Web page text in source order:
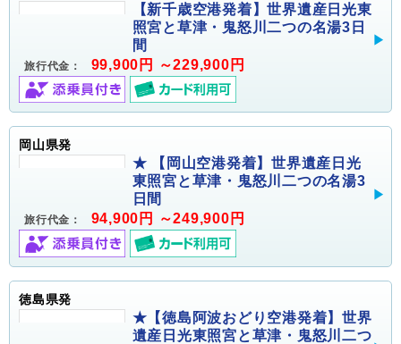
【新千歳空港発着】世界遺産日光東
照宮と草津・鬼怒川二つの名湯3日
間
旅行代金： 99,900円 ～229,900円
岡山県発
★ 【岡山空港発着】世界遺産日光
東照宮と草津・鬼怒川二つの名湯3
日間
旅行代金： 94,900円 ～249,900円
徳島県発
★【徳島阿波おどり空港発着】世界
遺産日光東照宮と草津・鬼怒川二つ